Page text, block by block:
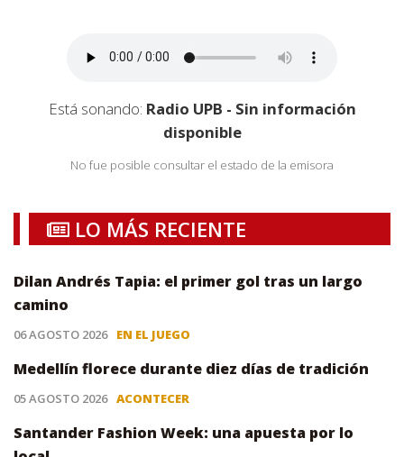
Está sonando: Radio UPB - Sin información
disponible
No fue posible consultar el estado de la emisora
LO MÁS RECIENTE
Dilan Andrés Tapia: el primer gol tras un largo
camino
06 AGOSTO 2026 EN EL JUEGO
Medellín florece durante diez días de tradición
05 AGOSTO 2026 ACONTECER
Santander Fashion Week: una apuesta por lo